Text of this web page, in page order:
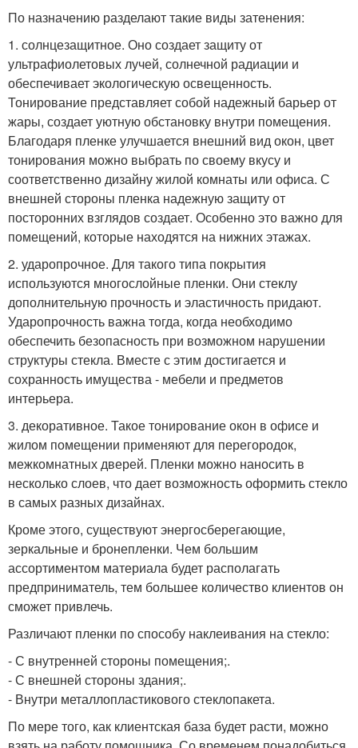
По назначению разделают такие виды затенения:
1. солнцезащитное. Оно создает защиту от
ультрафиолетовых лучей, солнечной радиации и
обеспечивает экологическую освещенность.
Тонирование представляет собой надежный барьер от
жары, создает уютную обстановку внутри помещения.
Благодаря пленке улучшается внешний вид окон, цвет
тонирования можно выбрать по своему вкусу и
соответственно дизайну жилой комнаты или офиса. С
внешней стороны пленка надежную защиту от
посторонних взглядов создает. Особенно это важно для
помещений, которые находятся на нижних этажах.
2. ударопрочное. Для такого типа покрытия
используются многослойные пленки. Они стеклу
дополнительную прочность и эластичность придают.
Ударопрочность важна тогда, когда необходимо
обеспечить безопасность при возможном нарушении
структуры стекла. Вместе с этим достигается и
сохранность имущества - мебели и предметов
интерьера.
3. декоративное. Такое тонирование окон в офисе и
жилом помещении применяют для перегородок,
межкомнатных дверей. Пленки можно наносить в
несколько слоев, что дает возможность оформить стекло
в самых разных дизайнах.
Кроме этого, существуют энергосберегающие,
зеркальные и бронепленки. Чем большим
ассортиментом материала будет располагать
предприниматель, тем большее количество клиентов он
сможет привлечь.
Различают пленки по способу наклеивания на стекло:
- С внутренней стороны помещения;.
- С внешней стороны здания;.
- Внутри металлопластикового стеклопакета.
По мере того, как клиентская база будет расти, можно